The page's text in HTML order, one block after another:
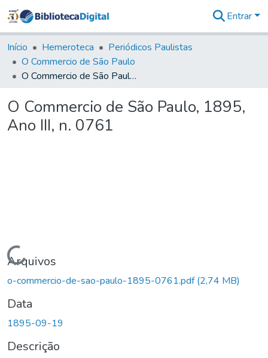
&
Coleções
Tudo na
Biblioteca
Estatísticas
Entrar
Início Hemeroteca
Periódicos Paulistas
O Commercio de São Paulo
O Commercio de São Paulo, 1895, Ano III, n. 0761
O Commercio de São Paulo, 1895,
Ano III, n. 0761
Carregando...
Arquivos
o-commercio-de-sao-paulo-1895-0761.pdf(2,74 MB)
Data
1895-09-19
Descrição